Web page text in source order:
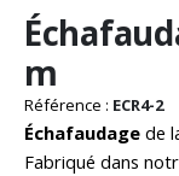
au
début
de
la
Galerie
d’images
m
Référence : ECR4-2
Échafaudage de
Fabriqué dans